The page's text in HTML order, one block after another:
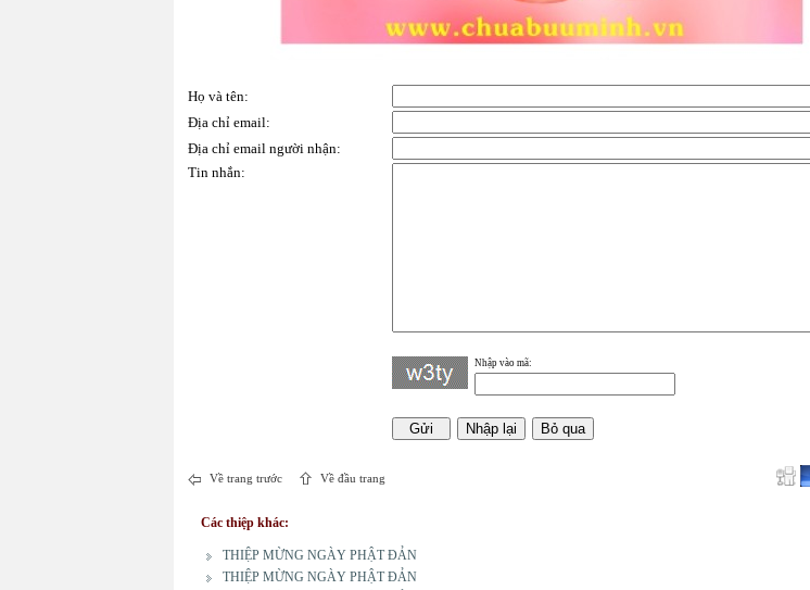
Họ và tên:
Địa chỉ email:
Địa chỉ email người nhận:
Tin nhắn:
Nhập vào mã:
Về trang trước Về đầu trang
Các thiệp khác:
THIỆP MỪNG NGÀY PHẬT ĐẢN
THIỆP MỪNG NGÀY PHẬT ĐẢN